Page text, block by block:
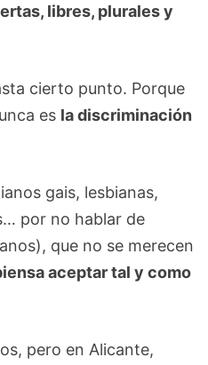
libres, plurales y
cierto punto. Porque
es la discriminación
gais, lesbianas,
por no hablar de
que no se merecen
aceptar tal y como
pero en Alicante,